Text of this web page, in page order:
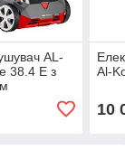
AL-
38.4 E з
Al-
10